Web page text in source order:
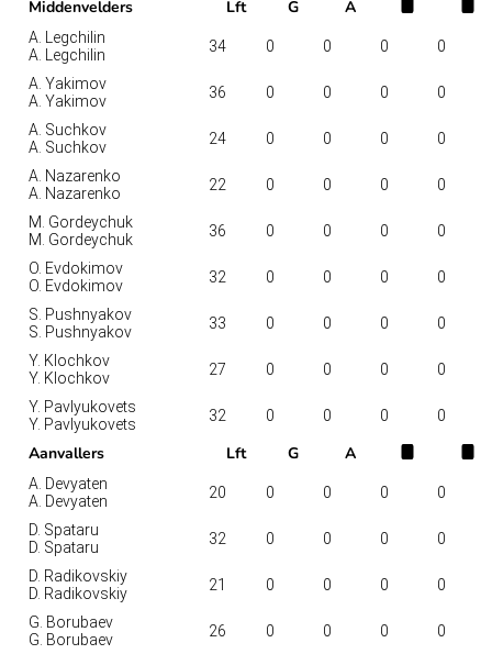
Middenvelders Lft G A
A. Legchilin
A. Legchilin
34 0 0 0 0
A. Yakimov
A. Yakimov
36 0 0 0 0
A. Suchkov
A. Suchkov
24 0 0 0 0
A. Nazarenko
A. Nazarenko
22 0 0 0 0
M. Gordeychuk
M. Gordeychuk
36 0 0 0 0
O. Evdokimov
O. Evdokimov
32 0 0 0 0
S. Pushnyakov
S. Pushnyakov
33 0 0 0 0
Y. Klochkov
Y. Klochkov
27 0 0 0 0
Y. Pavlyukovets
Y. Pavlyukovets
32 0 0 0 0
Aanvallers Lft G A
A. Devyaten
A. Devyaten
20 0 0 0 0
D. Spataru
D. Spataru
32 0 0 0 0
D. Radikovskiy
D. Radikovskiy
21 0 0 0 0
G. Borubaev
G. Borubaev
26 0 0 0 0